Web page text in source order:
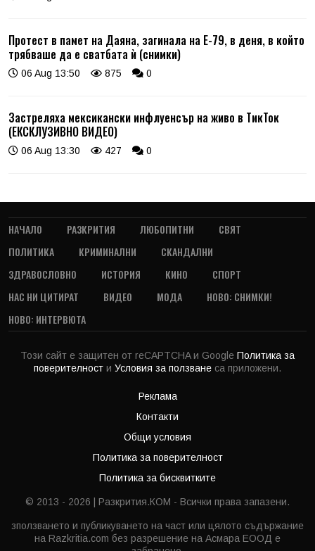
Протест в памет на Даяна, загинала на Е-79, в деня, в който
трябваше да е сватбата ѝ (снимки)
06 Aug 13:50 875 0
Застреляха мексикански инфлуенсър на живо в ТикТок
(ЕКСКЛУЗИВНО ВИДЕО)
06 Aug 13:30 427 0
НАЧАЛО РАЗКРИТИЯ ЛЮБОПИТНИ
СВЯТ
ПОЛИТИКА
КРИМИНАЛНИ
СКАНДАЛНИ
ЗДРАВОСЛОВНО
ИСТОРИЯ КИНО
СПОРТ
НАС НИ ЦИТИРАТ
ВИДЕО МОДА
НОВО: СНИМКИ!
НОВО: ИНТЕРВЮТА
Този сайт е защитен от reCAPTCHA и Google Политика за
поверителност и Условия за ползване са приложени.
Реклама
Контакти
Общи условия
Политика за поверителност
Политика за бисквитките
© 2013 - 2026 | Разкрития.КОМ - Всички права запазени.
зползването и публикуването на част или цялото съдържание
на Razkritia.com без разрешение на Асмара ЕООД е